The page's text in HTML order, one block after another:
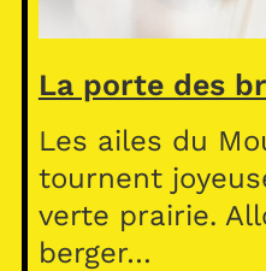
La porte des
Les ailes du
tournent
verte prairie.
berger…